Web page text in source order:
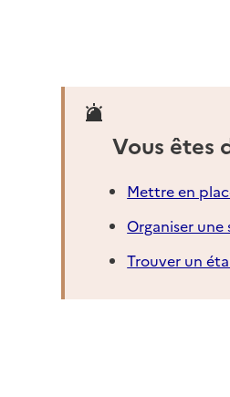
Vous êtes
Mettre en
Organiser
Trouver un